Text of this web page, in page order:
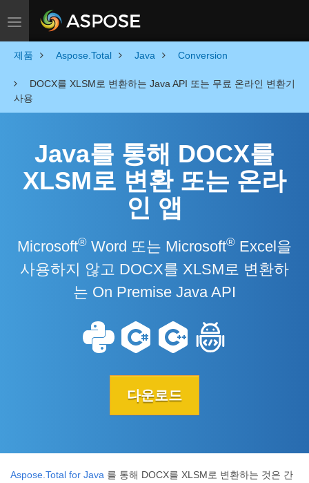
Toggle navigation
제품 Aspose.Total Java Conversion
DOCX를 XLSM로 변환하는 Java API 또는 무료 온라인 변환기
사용
Java를 통해 DOCX를
XLSM로 변환 또는 온라
인 앱
Microsoft® Word 또는 Microsoft® Excel을
사용하지 않고 DOCX를 XLSM로 변환하
는 On Premise Java API
다운로드
Aspose.Total for Java 를 통해 DOCX를 XLSM로 변환하는 것은 간